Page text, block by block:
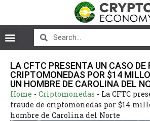
LA CFTC PRESENTA UN CASO DE
CRIPTOMONEDAS POR $14
UN HOMBRE DE CAROLINA DEL
Home - Criptomonedas - La CFTC
fraude de criptomonedas por $14
hombre de Carolina del Norte